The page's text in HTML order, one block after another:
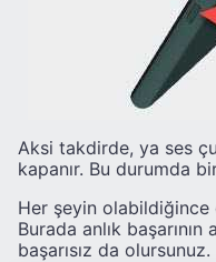
Aksi takdirde, ya ses
kapanır. Bu durumda
Her şeyin olabildiğince
Burada anlık
başarısız da olursunuz.